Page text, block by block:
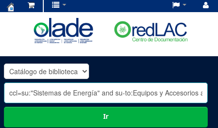
OLADE
-
Ir